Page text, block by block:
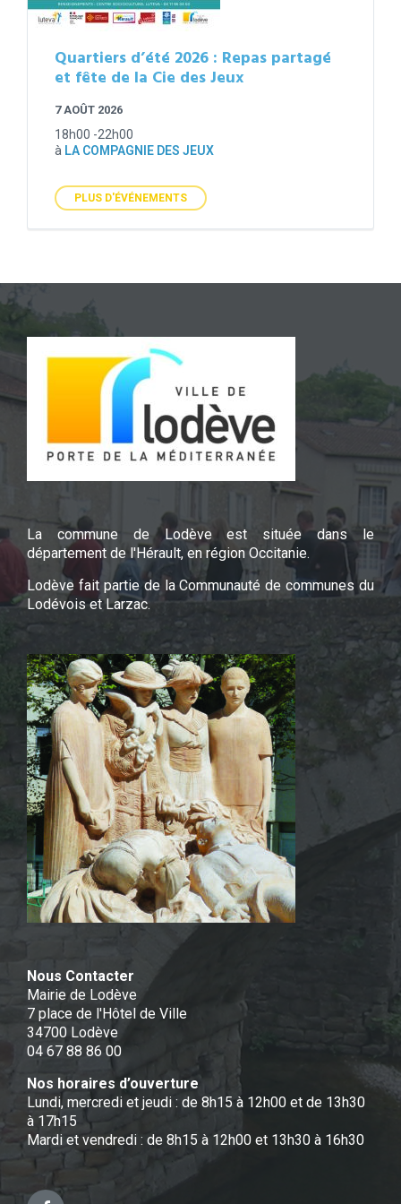
Quartiers d’été 2026 : Repas partagé
et fête de la Cie des Jeux
7 AOÛT 2026
18h00 -22h00
à LA COMPAGNIE DES JEUX
PLUS D'ÉVÉNEMENTS
La commune de Lodève est située dans le
département de l'Hérault, en région Occitanie.
Lodève fait partie de la Communauté de communes du
Lodévois et Larzac.
Nous Contacter
Mairie de Lodève
7 place de l'Hôtel de Ville
34700 Lodève
04 67 88 86 00
Nos horaires d’ouverture
Lundi, mercredi et jeudi : de 8h15 à 12h00 et de 13h30
à 17h15
Mardi et vendredi : de 8h15 à 12h00 et 13h30 à 16h30